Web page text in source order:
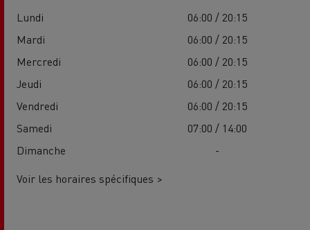
Lundi
06:00 / 20:15
Mardi
06:00 / 20:15
Mercredi
06:00 / 20:15
Jeudi
06:00 / 20:15
Vendredi
06:00 / 20:15
Samedi
07:00 / 14:00
Dimanche
-
Voir les horaires spécifiques >